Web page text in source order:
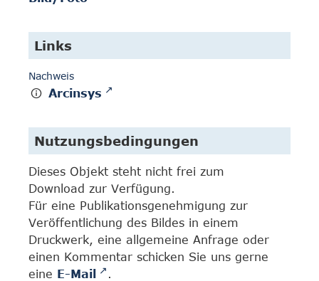
Links
Nachweis
Arcinsys
Nutzungsbedingungen
Dieses Objekt steht nicht frei zum
Download zur Verfügung.
Für eine Publikationsgenehmigung zur
Veröffentlichung des Bildes in einem
Druckwerk, eine allgemeine Anfrage oder
einen Kommentar schicken Sie uns gerne
eine E-Mail
.